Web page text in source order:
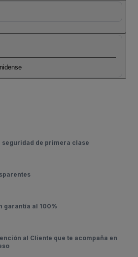
seguridad de primera clase
garantía al 100%
al Cliente que te acompaña en